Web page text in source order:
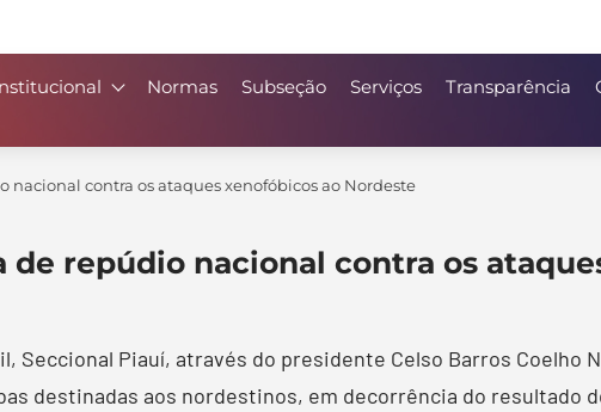
Normas Subseção Serviços Transparência
nacional contra os ataques xenofóbicos ao Nordeste
de repúdio nacional contra os
Seccional Piauí, através do presidente Celso Barros
destinadas aos nordestinos, em decorrência do resultado